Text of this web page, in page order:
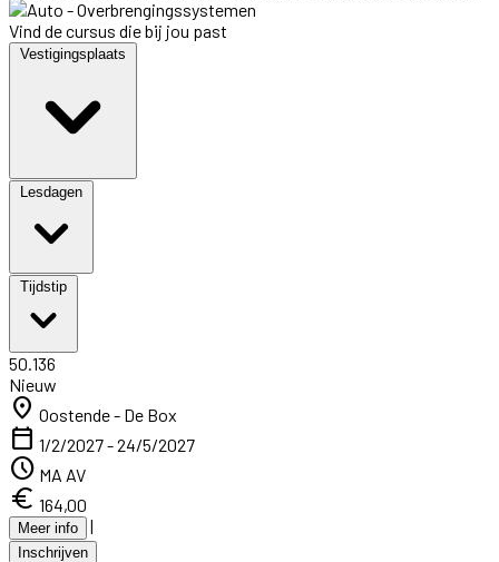
Vind de cursus die bij jou past
Vestigingsplaats
Lesdagen
Tijdstip
50.136
Nieuw
location_on Oostende - De Box
calendar_today 1/2/2027 - 24/5/2027
schedule MA AV
euro 164,00
Meer info |
Inschrijven